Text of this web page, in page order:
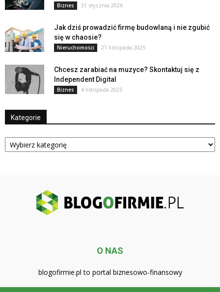
Biznes 31 stycznia 2026
Jak dziś prowadzić firmę budowlaną i nie zgubić
się w chaosie?
Nieruchomości 21 listopada 2025
Chcesz zarabiać na muzyce? Skontaktuj się z
Independent Digital
Biznes 4 listopada 2025
Kategorie
Kategorie
O NAS
blogofirmie.pl to portal biznesowo-finansowy